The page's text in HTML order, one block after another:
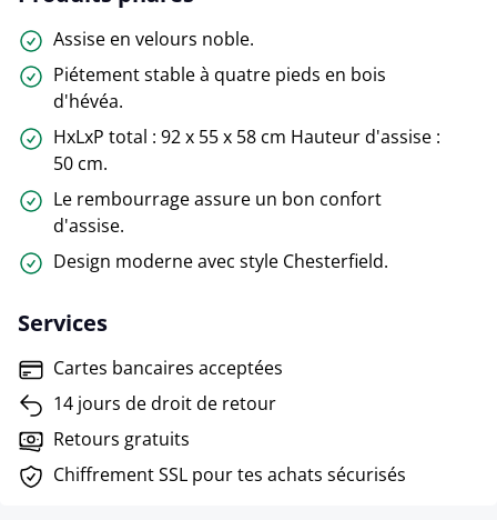
Assise en velours noble.
Piétement stable à quatre pieds en bois
d'hévéa.
HxLxP total : 92 x 55 x 58 cm Hauteur d'assise :
50 cm.
Le rembourrage assure un bon confort
d'assise.
Design moderne avec style Chesterfield.
Services
Cartes bancaires acceptées
14 jours de droit de retour
Retours gratuits
Chiffrement SSL pour tes achats sécurisés